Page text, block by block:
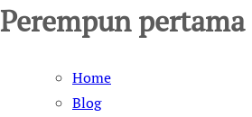
Perempun
Home
Blog